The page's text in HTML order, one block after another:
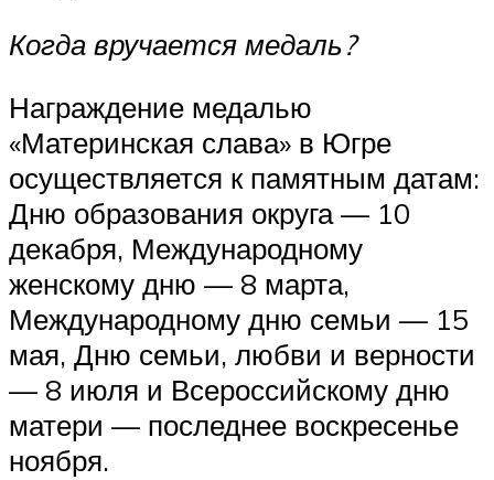
Когда вручается медаль?
Награждение медалью
«Материнская слава» в Югре
осуществляется к памятным датам:
Дню образования округа — 10
декабря, Международному
женскому дню — 8 марта,
Международному дню семьи — 15
мая, Дню семьи, любви и верности
— 8 июля и Всероссийскому дню
матери — последнее воскресенье
ноября.